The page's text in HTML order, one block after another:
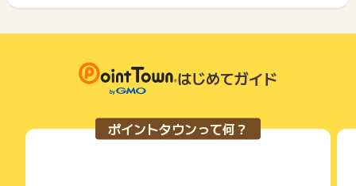
※途中でアクセスするブラウザを変更したり、Cookieをプロッ
で、事前に設定をご確認ください。
定 >サイトの設定>Cookieにチェックが入っているかご確認下
・電話番号下4桁
・投稿した学校名
い物を複数回ご利用された場合
て一度でも同サービス・お買い物を利用されたことがある場合
ご利用前には、Cookieの削除をおこなっていただくことを推奨
サービス・お買い物利用時にお電話など2つ以上の申し込み方
法がある場合、必ずサイト上のWEBフォームからお申し込みく
になる可能性もございます。
条件を達成しているかどうかは各広告主ではなく、代理店が行
っているため、広告主はポイントに関する詳細を把握しており
そのため、ポイントタウンのポイントに関するお問い合わせを
広告主様に直接行わないようお願いいたします。
お住まいの地域や学べる内容など、こだわりの条件からも検索
口コミ投稿数は10,000件以上であり、気になる学校に通ってい
る在校生や卒業生、保護者が各学校について入学してみないと
分からない生の評価・情報を書いてくれています。
口コミだけでなく、ランキング情報を参考にしながら、気にな
はじめてガイド
ポイントタウンって何？